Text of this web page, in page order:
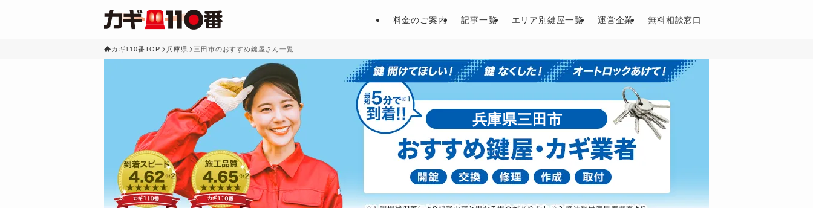
料金のご案内 記事一覧 エリア別鍵屋一覧 運営企業 無料相談窓口
カギ110番TOP 兵庫県 三田市のおすすめ鍵屋さん一覧
兵庫県三田市